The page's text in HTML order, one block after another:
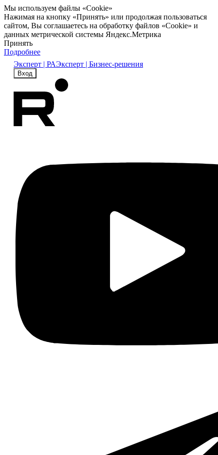
Мы используем файлы «Cookie»
Нажимая на кнопку «Принять» или продолжая пользоваться
сайтом, Вы соглашаетесь на обработку файлов «Cookie» и
данных метрической системы Яндекс.Метрика
Принять
Подробнее
Эксперт | РАЭксперт | Бизнес-решения
Вход